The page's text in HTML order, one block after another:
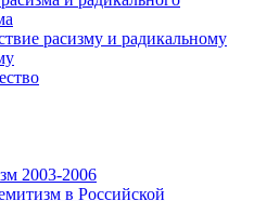
расизму и радикальному
2003-2006
в Российской